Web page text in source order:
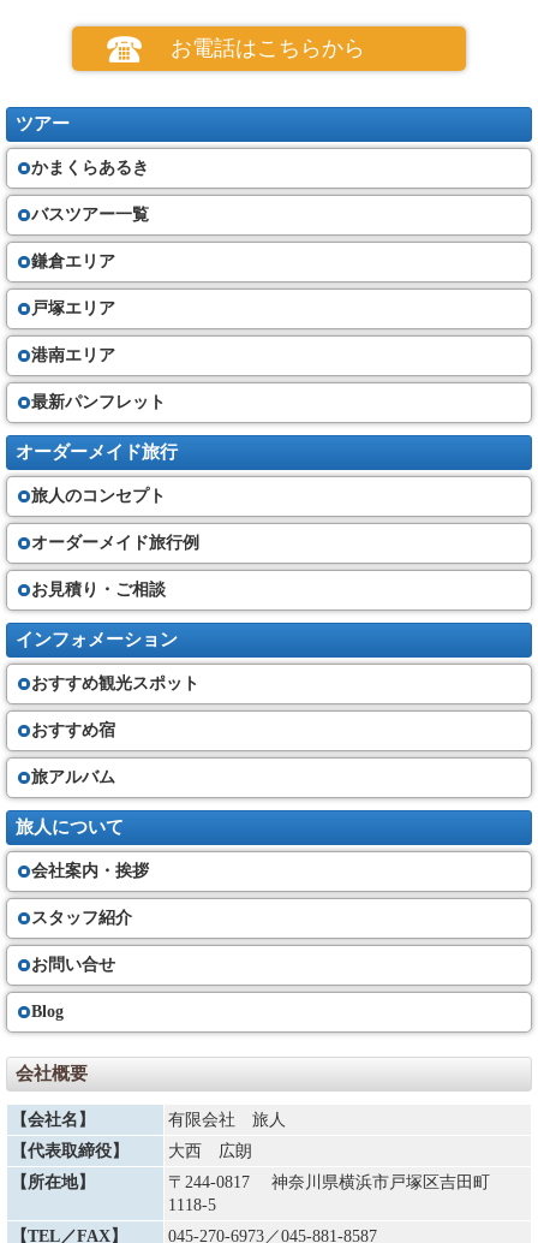
お電話はこちらから
ツアー
かまくらあるき
バスツアー一覧
鎌倉エリア
戸塚エリア
港南エリア
最新パンフレット
オーダーメイド旅行
旅人のコンセプト
オーダーメイド旅行例
お見積り・ご相談
インフォメーション
おすすめ観光スポット
おすすめ宿
旅アルバム
旅人について
会社案内・挨拶
スタッフ紹介
お問い合せ
Blog
会社概要
【会社名】
有限会社 旅人
【代表取締役】
大西 広朗
【所在地】
〒244-0817 神奈川県横浜市戸塚区吉田町
1118-5
【TEL／FAX】
045-270-6973／045-881-8587